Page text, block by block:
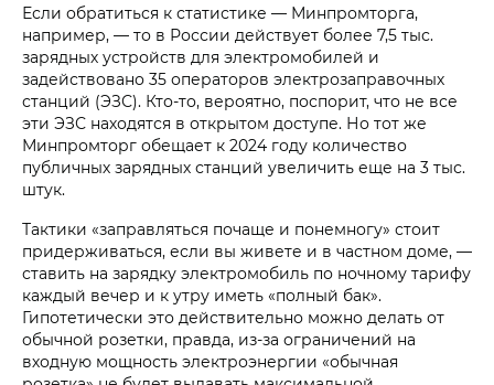
Если обратиться к статистике — Минпромторга,
например, — то в России действует более 7,5 тыс.
зарядных устройств для электромобилей и
задействовано 35 операторов электрозаправочных
станций (ЭЗС). Кто-то, вероятно, поспорит, что не все
эти ЭЗС находятся в открытом доступе. Но тот же
Минпромторг обещает к 2024 году количество
публичных зарядных станций увеличить еще на 3 тыс.
штук.
Тактики «заправляться почаще и понемногу» стоит
придерживаться, если вы живете и в частном доме, —
ставить на зарядку электромобиль по ночному тарифу
каждый вечер и к утру иметь «полный бак».
Гипотетически это действительно можно делать от
обычной розетки, правда, из-за ограничений на
входную мощность электроэнергии «обычная